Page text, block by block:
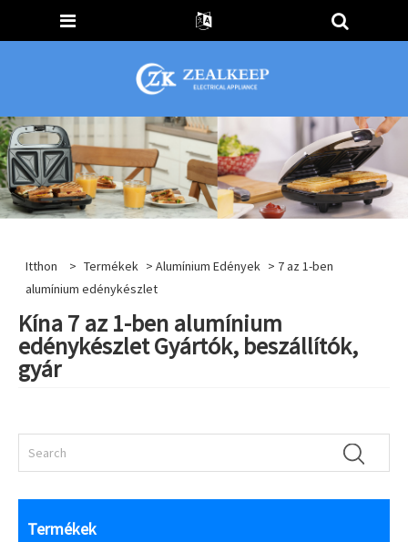
Itthon > Termékek >Alumínium Edények > 7 az 1-ben
alumínium edénykészlet
Kína 7 az 1-ben alumínium
edénykészlet Gyártók, beszállítók,
gyár
Termékek